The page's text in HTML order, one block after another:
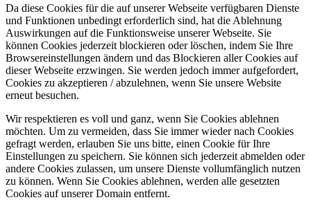
Da diese Cookies für die auf unserer Webseite verfügbaren Dienste
und Funktionen unbedingt erforderlich sind, hat die Ablehnung
Auswirkungen auf die Funktionsweise unserer Webseite. Sie
können Cookies jederzeit blockieren oder löschen, indem Sie Ihre
Browsereinstellungen ändern und das Blockieren aller Cookies auf
dieser Webseite erzwingen. Sie werden jedoch immer aufgefordert,
Cookies zu akzeptieren / abzulehnen, wenn Sie unsere Website
erneut besuchen.
Wir respektieren es voll und ganz, wenn Sie Cookies ablehnen
möchten. Um zu vermeiden, dass Sie immer wieder nach Cookies
gefragt werden, erlauben Sie uns bitte, einen Cookie für Ihre
Einstellungen zu speichern. Sie können sich jederzeit abmelden oder
andere Cookies zulassen, um unsere Dienste vollumfänglich nutzen
zu können. Wenn Sie Cookies ablehnen, werden alle gesetzten
Cookies auf unserer Domain entfernt.